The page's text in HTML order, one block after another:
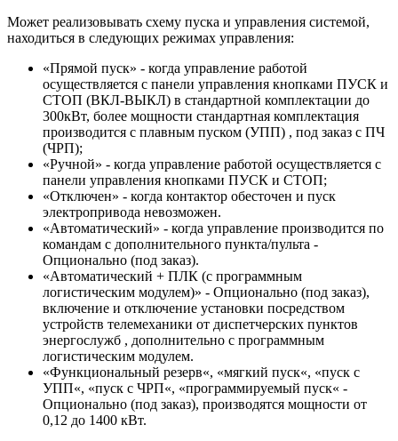
Может реализовывать схему пуска и управления системой,
находиться в следующих режимах управления:
«Прямой пуск» - когда управление работой
осуществляется с панели управления кнопками ПУСК и
СТОП (ВКЛ-ВЫКЛ) в стандартной комплектации до
300кВт, более мощности стандартная комплектация
производится с плавным пуском (УПП) , под заказ с ПЧ
(ЧРП);
«Ручной» - когда управление работой осуществляется с
панели управления кнопками ПУСК и СТОП;
«Отключен» - когда контактор обесточен и пуск
электропривода невозможен.
«Автоматический» - когда управление производится по
командам с дополнительного пункта/пульта -
Опционально (под заказ).
«Автоматический + ПЛК (с программным
логистическим модулем)» - Опционально (под заказ),
включение и отключение установки посредством
устройств телемеханики от диспетчерских пунктов
энергослужб , дополнительно с программным
логистическим модулем.
«Функциональный резерв«, «мягкий пуск«, «пуск с
УПП«, «пуск с ЧРП«, «программируемый пуск« -
Опционально (под заказ), производятся мощности от
0,12 до 1400 кВт.